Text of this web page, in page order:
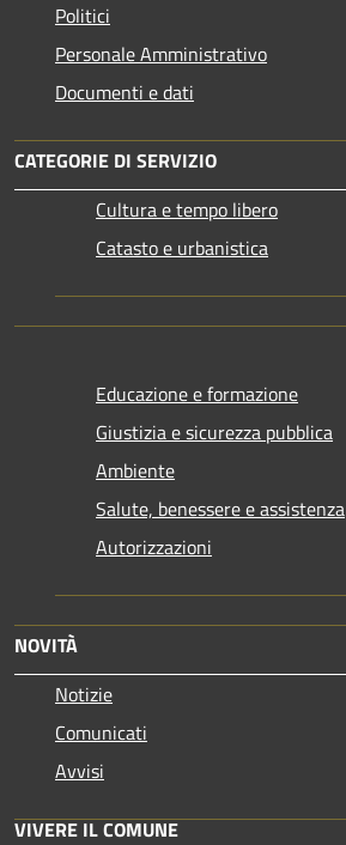
Politici
Personale Amministrativo
Documenti e dati
CATEGORIE DI SERVIZIO
Cultura e tempo libero
Catasto e urbanistica
Educazione e formazione
Giustizia e sicurezza pubblica
Ambiente
Salute, benessere e assistenza
Autorizzazioni
NOVITÀ
Notizie
Comunicati
Avvisi
VIVERE IL COMUNE